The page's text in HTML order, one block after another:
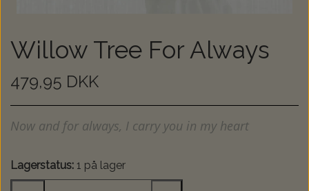
Willow Tree For Always
479,95 DKK
Now and for always, I carry you in my heart
Lagerstatus: 1 på lager